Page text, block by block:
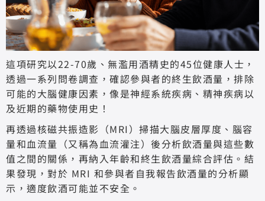
這項研究以22-70歲、無濫用酒精史的45位健康人士，
透過一系列問卷調查，確認參與者的終生飲酒量，排除
可能的大腦健康因素，像是神經系統疾病、精神疾病以
及近期的藥物使用史！
再透過核磁共振造影（MRI）掃描大腦皮層厚度、腦容
量和血流量（又稱為血流灌注）後分析飲酒量與這些數
值之間的關係，再納入年齡和終生飲酒量綜合評估。結
果發現，對於 MRI 和參與者自我報告飲酒量的分析顯
示，適度飲酒可能並不安全。